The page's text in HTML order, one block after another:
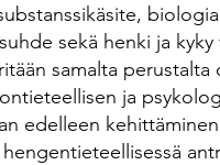
sekä henki ja kyky
samalta perustalta
ja
edelleen
hengentieteellisessä